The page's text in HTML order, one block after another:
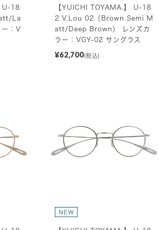
U-18
La
：V
【YUICHI TOYAMA.】 U-18
2 V.Lou 02（Brown Semi M
att/Deep Brown） レンズカ
ラー：VGY-02 サングラス
¥62,700(税込)